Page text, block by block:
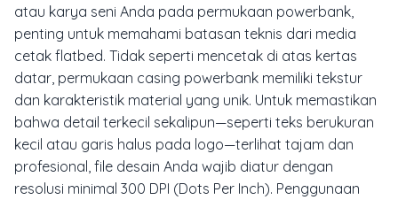
atau karya seni Anda pada permukaan powerbank,
penting untuk memahami batasan teknis dari media
cetak flatbed. Tidak seperti mencetak di atas kertas
datar, permukaan casing powerbank memiliki tekstur
dan karakteristik material yang unik. Untuk memastikan
bahwa detail terkecil sekalipun—seperti teks berukuran
kecil atau garis halus pada logo—terlihat tajam dan
profesional, file desain Anda wajib diatur dengan
resolusi minimal 300 DPI (Dots Per Inch). Penggunaan